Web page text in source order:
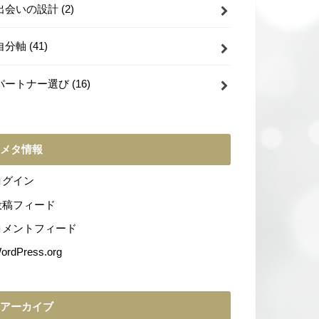
会いの設計 (2)
分軸 (41)
ートナー選び (16)
メタ情報
グイン
稿フィード
メントフィード
アーカイブ